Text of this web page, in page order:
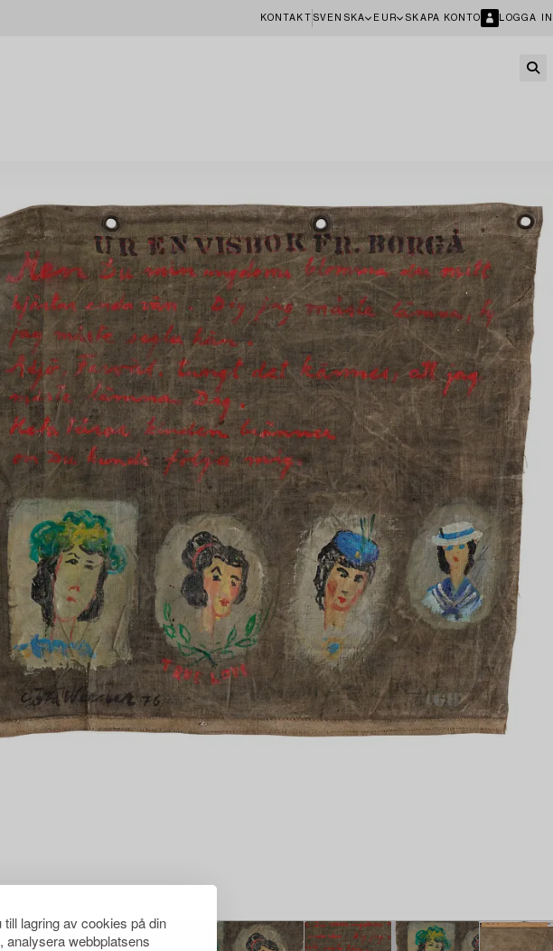
lagring av cookies på din
analysera webbplatsens
KONTAKT SVENSKA EUR SKAPA KONTO LOGGA IN